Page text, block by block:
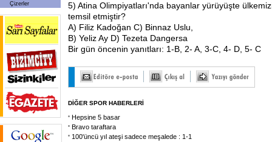
Çizerler
5) Atina Olimpiyatları'nda bayanlar yürüyüşte
temsil etmiştir?
A) Filiz Kadoğan C) Binnaz Uslu,
B) Yeliz Ay D) Tezeta Dangersa
Bir gün öncenin yanıtları: 1-B, 2- A, 3-C, 4- D, 5- C
DİĞER SPOR HABERLERİ
Hepsine 5 basar
Bravo taraftara
100'üncü yıl ateşi sadece meşalede : 1-1